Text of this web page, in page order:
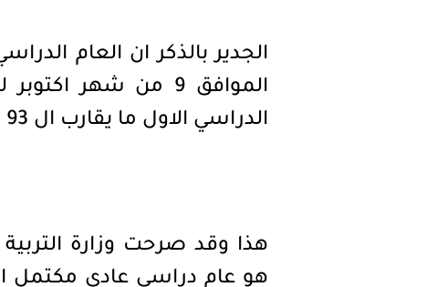
الجدير بالذكر ان العام
الدراسي الاول ما يقارب ال 93 يوما دراسيا كاملا
هذا وقد صرحت وزارة التربية
هو عام دراسي عادى مكتمل